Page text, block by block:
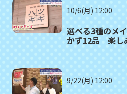
10/6(月) 12:00
選べる3種のメ
かず12品 楽し
9/22(月) 12:00